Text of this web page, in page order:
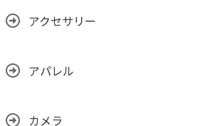
アクセサリー
アパレル
カメラ